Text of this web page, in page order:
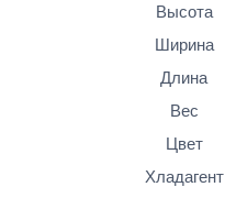
Высота
Ширина
Длина
Вес
Цвет
Хладагент